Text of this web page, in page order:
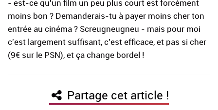
- est-ce qu'un film un peu plus court est forcément
moins bon ? Demanderais-tu à payer moins cher ton
entrée au cinéma ? Screugneugneu - mais pour moi
c'est largement suffisant, c'est efficace, et pas si cher
(9€ sur le PSN), et ça change bordel !
Partage cet article !